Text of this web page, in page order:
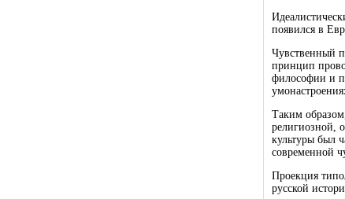
появился в
Чувственный
принцип
философии и
Таким
религиозной,
культуры был
современной
Проекция
русской